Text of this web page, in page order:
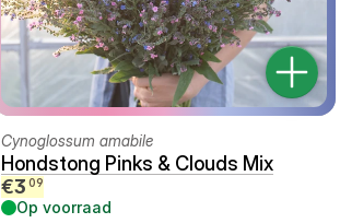
Cynoglossum amabile
Hondstong Pinks & Clouds Mix
€3 09
Op voorraad